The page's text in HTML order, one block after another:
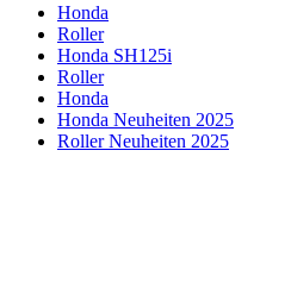
Honda
Roller
Honda SH125i
Roller
Honda
Honda Neuheiten 2025
Roller Neuheiten 2025